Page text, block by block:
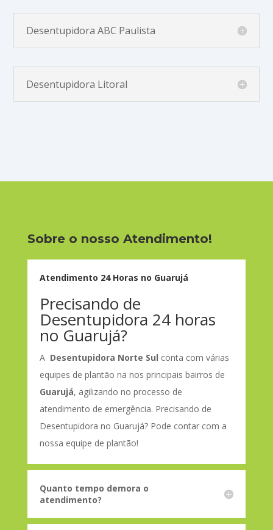
Desentupidora ABC Paulista
Desentupidora Litoral
Sobre o nosso Atendimento!
Atendimento 24 Horas no Guarujá
Precisando de
Desentupidora 24 horas
no Guarujá?
A Desentupidora Norte Sul conta com várias
equipes de plantão na nos principais bairros de
Guarujá, agilizando no processo de
atendimento de emergência. Precisando de
Desentupidora no Guarujá? Pode contar com a
nossa equipe de plantão!
Quanto tempo demora o
atendimento?